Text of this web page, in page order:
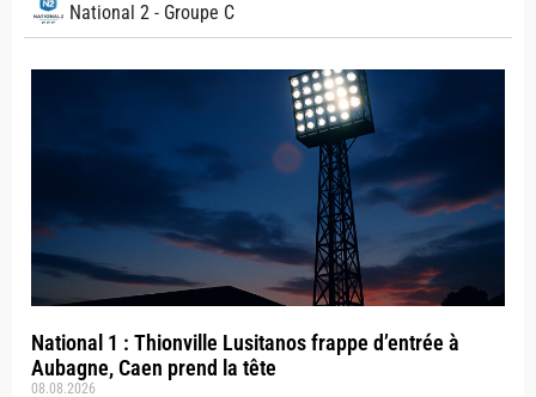
National 2 - Groupe C
National 1 : Thionville Lusitanos frappe d’entrée à
Aubagne, Caen prend la tête
08.08.2026